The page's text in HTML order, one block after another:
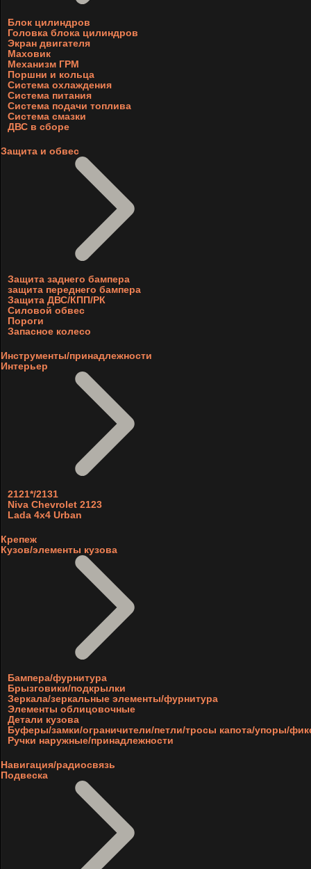
Блок цилиндров
Головка блока цилиндров
Экран двигателя
Маховик
Механизм ГРМ
Поршни и кольца
Система охлаждения
Система питания
Система подачи топлива
Система смазки
ДВС в сборе
Защита и обвес
Защита заднего бампера
защита переднего бампера
Защита ДВС/КПП/РК
Силовой обвес
Пороги
Запасное колесо
Инструменты/принадлежности
Интерьер
2121*/2131
Niva Chevrolet 2123
Lada 4x4 Urban
Крепеж
Кузов/элементы кузова
Бампера/фурнитура
Брызговики/подкрылки
Зеркала/зеркальные элементы/фурнитура
Элементы облицовочные
Детали кузова
Буферы/замки/ограничители/петли/тросы капота/упоры/
Ручки наружные/принадлежности
Навигация/радиосвязь
Подвеска